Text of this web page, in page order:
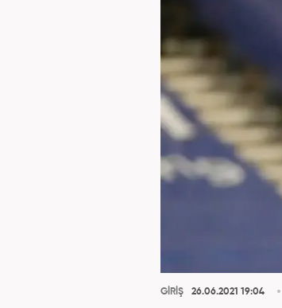
GİRİŞ 26.06.2021 19:04